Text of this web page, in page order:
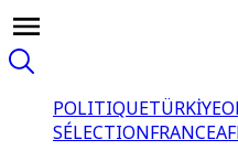
POLITIQUETÜRKİYE
SÉLECTIONFRANCE